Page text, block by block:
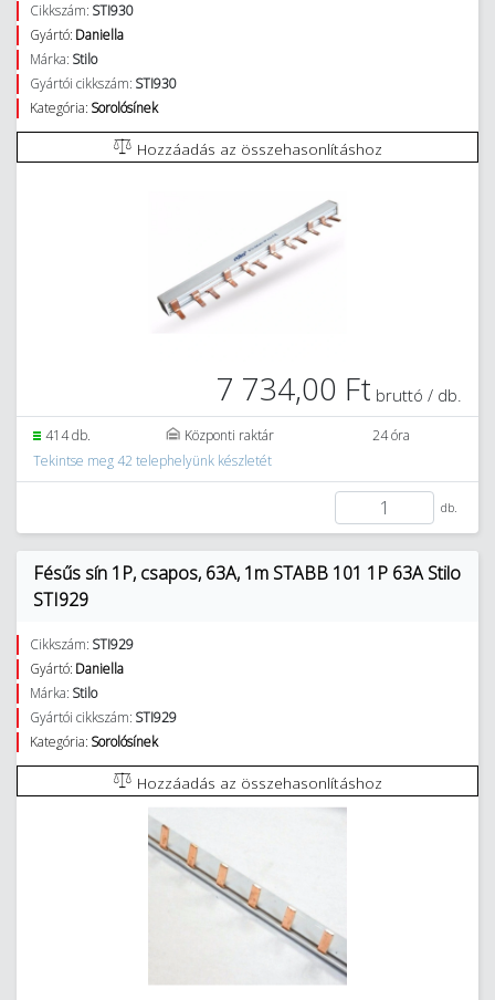
Cikkszám: STI930
Gyártó: Daniella
Márka: Stilo
Gyártói cikkszám: STI930
Kategória: Sorolósínek
Hozzáadás az összehasonlításhoz
7 734,00 Ft bruttó / db.
414 db. Központi raktár
24 óra
Tekintse meg 42 telephelyünk készletét
db.
Fésűs sín 1P, csapos, 63A, 1m STABB 101 1P 63A Stilo
STI929
Cikkszám: STI929
Gyártó: Daniella
Márka: Stilo
Gyártói cikkszám: STI929
Kategória: Sorolósínek
Hozzáadás az összehasonlításhoz